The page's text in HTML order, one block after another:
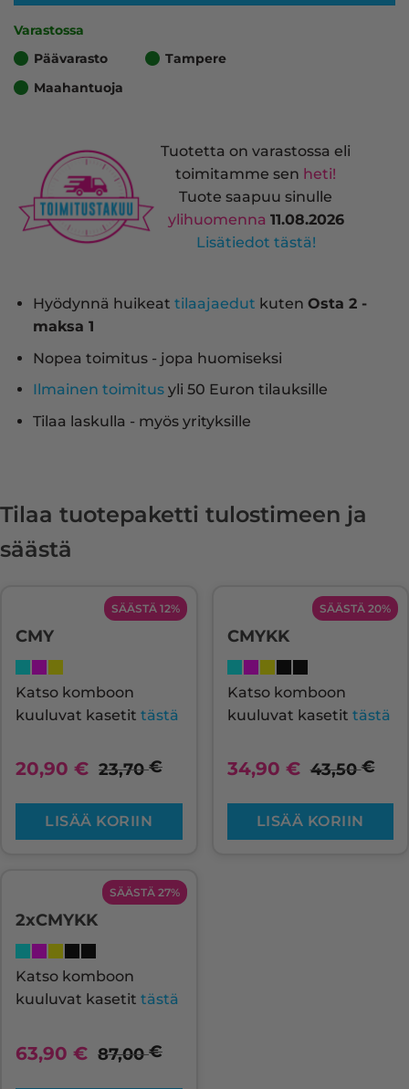
Varastossa
Päävarasto
Tampere
Maahantuoja
Tuotetta on varastossa eli
toimitamme sen heti!
Tuote saapuu sinulle
ylihuomenna 11.08.2026
Lisätiedot tästä!
Hyödynnä huikeat tilaajaedut kuten Osta 2 -
maksa 1
Nopea toimitus - jopa huomiseksi
Ilmainen toimitusyli 50 Euron tilauksille
Tilaa laskulla - myös yrityksille
Tilaa tuotepaketti tulostimeen ja
säästä
SÄÄSTÄ 12%
CMY
Katso komboon
kuuluvat kasetit tästä
20,90 € 23,70€
LISÄÄ KORIIN
SÄÄSTÄ 20%
CMYKK
Katso komboon
kuuluvat kasetit tästä
34,90 € 43,50€
LISÄÄ KORIIN
SÄÄSTÄ 27%
2xCMYKK
Katso komboon
kuuluvat kasetit tästä
63,90 € 87,00€